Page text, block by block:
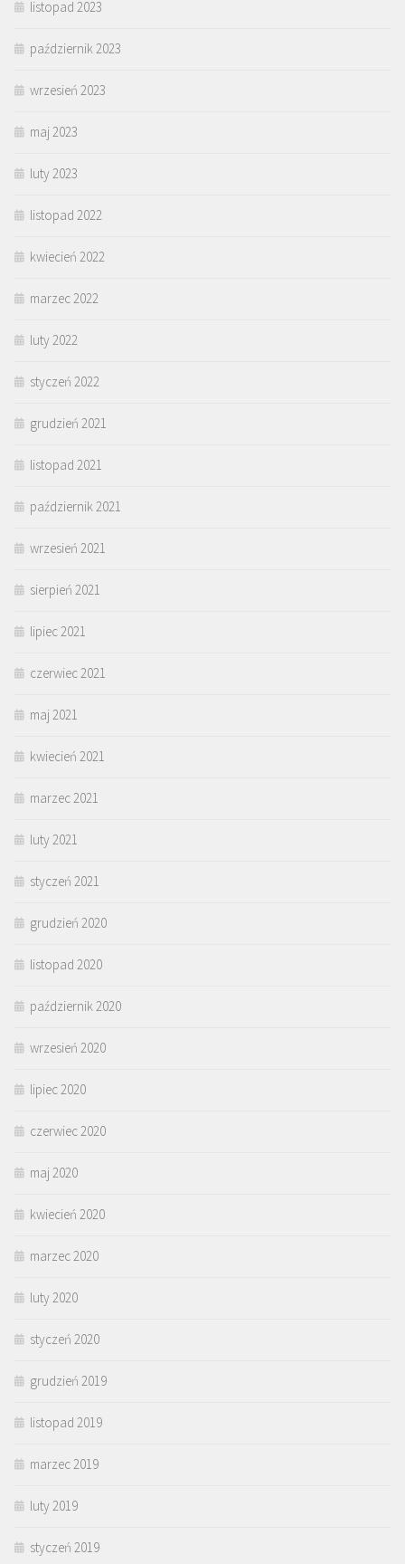
listopad 2023
październik 2023
wrzesień 2023
maj 2023
luty 2023
listopad 2022
kwiecień 2022
marzec 2022
luty 2022
styczeń 2022
grudzień 2021
listopad 2021
październik 2021
wrzesień 2021
sierpień 2021
lipiec 2021
czerwiec 2021
maj 2021
kwiecień 2021
marzec 2021
luty 2021
styczeń 2021
grudzień 2020
listopad 2020
październik 2020
wrzesień 2020
lipiec 2020
czerwiec 2020
maj 2020
kwiecień 2020
marzec 2020
luty 2020
styczeń 2020
grudzień 2019
listopad 2019
marzec 2019
luty 2019
styczeń 2019